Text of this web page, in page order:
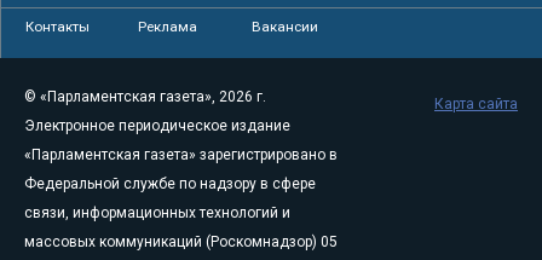
Контакты Реклама Вакансии
© «Парламентская газета», 2026 г.
Электронное периодическое издание
«Парламентская газета» зарегистрировано в
Федеральной службе по надзору в сфере
связи, информационных технологий и
массовых коммуникаций (Роскомнадзор) 05
Карта сайта